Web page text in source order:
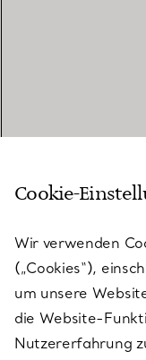
KUNDENSERVICE
SERVICES
ÜBER TIFFANY & CO.
Cookie-
Wir verwenden
(„Cookies“),
um unsere
die Website-
Nutzererfahrung